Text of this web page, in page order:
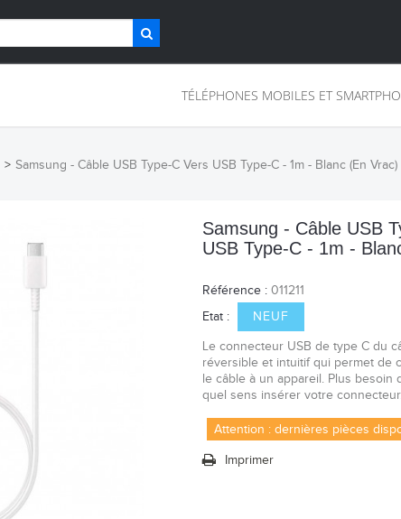
TÉLÉPHONES MOBILES ET
> Samsung - Câble USB Type-C Vers USB Type-C - 1m - Blanc (En Vrac)
Samsung - Câble USB
USB Type-C - 1m -
Référence : 011211
Etat :
NEUF
Le connecteur USB de type C du
réversible et intuitif qui permet de
le câble à un appareil. Plus besoin
quel sens insérer votre
Attention : dernières pièces
Imprimer